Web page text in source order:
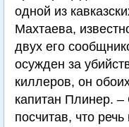
одной из
Махтаева,
двух его
осужден за
киллеров, он
капитан Плинер. –
посчитав, что